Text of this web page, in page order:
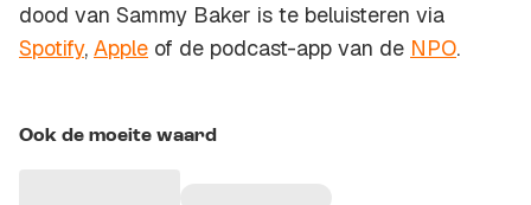
dood van Sammy Baker is te beluisteren via
Spotify, Apple of de podcast-app van de NPO.
Ook de moeite waard